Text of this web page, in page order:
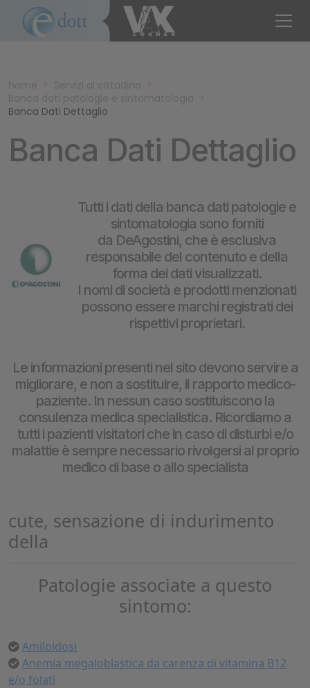
>
>
>
Banca Dati Dettaglio
Banca Dati Dettaglio
Tutti i dati della banca dati patologie e
sintomatologia sono forniti
da DeAgostini, che è esclusiva
responsabile del contenuto e della
forma dei dati visualizzati.
I nomi di società e prodotti menzionati
possono essere marchi registrati dei
rispettivi proprietari.
Le informazioni presenti nel sito devono servire a
migliorare, e non a sostituire, il rapporto medico-
paziente. In nessun caso sostituiscono la
consulenza medica specialistica. Ricordiamo a
tutti i pazienti visitatori che in caso di disturbi e/o
malattie è sempre necessario rivolgersi al proprio
medico di base o allo specialista
cute, sensazione di indurimento
della
Patologie associate a questo
sintomo:
Amiloidosi
Anemia megaloblastica da carenza di vitamina B12
e/o folati